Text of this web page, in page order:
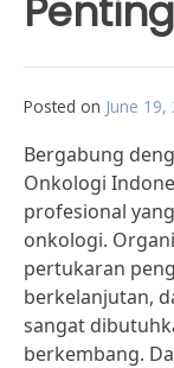
Posted on June 19,
Bergabung
Onkologi
profesional
onkologi.
pertukaran
berkelanjutan,
sangat
berkembang.